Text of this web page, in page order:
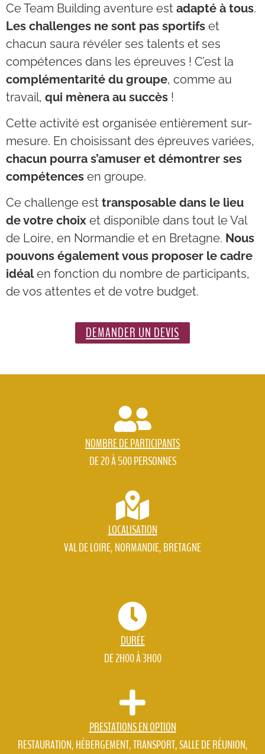
Ce Team Building aventure est adapté à tous.
Les challenges ne sont pas sportifs et
chacun saura révéler ses talents et ses
compétences dans les épreuves ! C’est la
complémentarité du groupe, comme au
travail, qui mènera au succès !
Cette activité est organisée entièrement sur-
mesure. En choisissant des épreuves variées,
chacun pourra s’amuser et démontrer ses
compétences en groupe.
Ce challenge est transposable dans le lieu
de votre choix et disponible dans tout le Val
de Loire, en Normandie et en Bretagne. Nous
pouvons également vous proposer le cadre
idéalen fonction du nombre de participants,
de vos attentes et de votre budget.
DEMANDER UN DEVIS
NOMBRE DE PARTICIPANTS
DE 20 À 500 PERSONNES
LOCALISATION
VAL DE LOIRE, NORMANDIE, BRETAGNE
DURÉE
DE 2H00 À 3H00
PRESTATIONS EN OPTION
RESTAURATION, HÉBERGEMENT, TRANSPORT, SALLE DE RÉUNION,